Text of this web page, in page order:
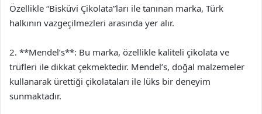
Özellikle “Bisküvi Çikolata”ları ile tanınan marka, Türk
halkının vazgeçilmezleri arasında yer alır.
2. **Mendel’s**: Bu marka, özellikle kaliteli çikolata ve
trüfleri ile dikkat çekmektedir. Mendel’s, doğal malzemeler
kullanarak ürettiği çikolataları ile lüks bir deneyim
sunmaktadır.